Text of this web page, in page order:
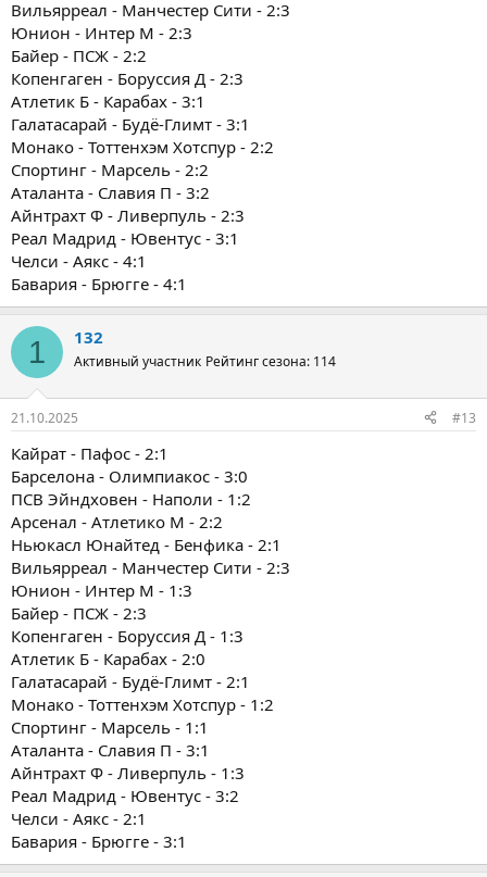
Вильярреал - Манчестер Сити - 2:3
Юнион - Интер М - 2:3
Байер - ПСЖ - 2:2
Копенгаген - Боруссия Д - 2:3
Атлетик Б - Карабах - 3:1
Галатасарай - Будё-Глимт - 3:1
Монако - Тоттенхэм Хотспур - 2:2
Спортинг - Марсель - 2:2
Аталанта - Славия П - 3:2
Айнтрахт Ф - Ливерпуль - 2:3
Реал Мадрид - Ювентус - 3:1
Челси - Аякс - 4:1
Бавария - Брюгге - 4:1
1 132
Активный участник Рейтинг сезона: 114
21.10.2025 #13
Кайрат - Пафос - 2:1
Барселона - Олимпиакос - 3:0
ПСВ Эйндховен - Наполи - 1:2
Арсенал - Атлетико М - 2:2
Ньюкасл Юнайтед - Бенфика - 2:1
Вильярреал - Манчестер Сити - 2:3
Юнион - Интер М - 1:3
Байер - ПСЖ - 2:3
Копенгаген - Боруссия Д - 1:3
Атлетик Б - Карабах - 2:0
Галатасарай - Будё-Глимт - 2:1
Монако - Тоттенхэм Хотспур - 1:2
Спортинг - Марсель - 1:1
Аталанта - Славия П - 3:1
Айнтрахт Ф - Ливерпуль - 1:3
Реал Мадрид - Ювентус - 3:2
Челси - Аякс - 2:1
Бавария - Брюгге - 3:1